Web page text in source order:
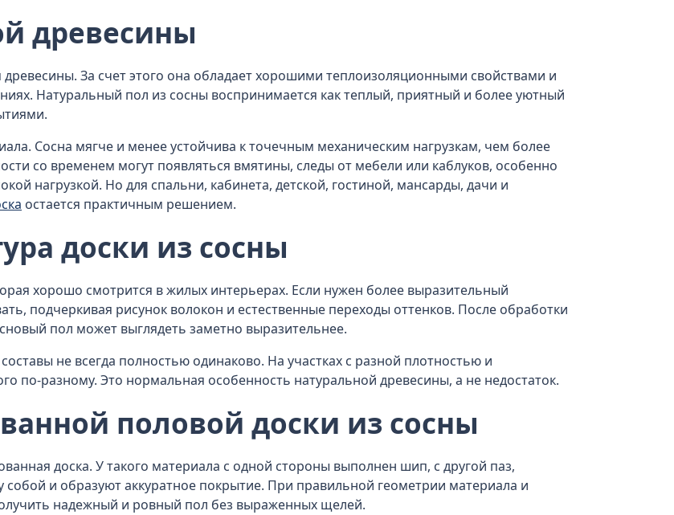
древесины
За счет этого она обладает хорошими теплоизоляционными свойствами и
Натуральный пол из сосны воспринимается как теплый, приятный и более уютный
Сосна мягче и менее устойчива к точечным механическим нагрузкам, чем более
со временем могут появляться вмятины, следы от мебели или каблуков, особенно
нагрузкой. Но для спальни, кабинета, детской, гостиной, мансарды, дачи и
остается практичным решением.
доски из сосны
хорошо смотрится в жилых интерьерах. Если нужен более выразительный
подчеркивая рисунок волокон и естественные переходы оттенков. После обработки
пол может выглядеть заметно выразительнее.
не всегда полностью одинаково. На участках с разной плотностью и
по-разному. Это нормальная особенность натуральной древесины, а не недостаток.
половой доски из сосны
доска. У такого материала с одной стороны выполнен шип, с другой паз,
и образуют аккуратное покрытие. При правильной геометрии материала и
надежный и ровный пол без выраженных щелей.